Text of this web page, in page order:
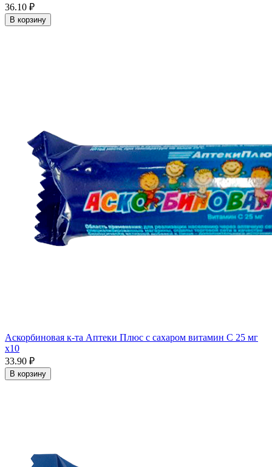
36.10 ₽
В корзину
Аскорбиновая к-та Аптеки Плюс с сахаром витамин С 25 мг
x10
33.90 ₽
В корзину